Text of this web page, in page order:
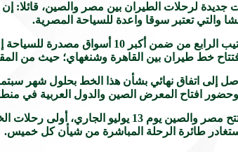
جديدة لرحلات الطيران بين مصر والصين،
والتي تعتبر سوقا واعدة للسياحة المصرية.
وأوضح «شعراوي» أن الصين احتلت
وشنغهاي؛ حيث من المقرر أن يتم تسيير 3 رحلات بين المدينيتين
إلى اتفاق نهائي بشأن هذا الخط بحلول شهر
وحضور افتاح المعرض الصين والدول العربية
وأضاف «شعراوي» أنه من المقرر أن تفتتح
طائرة الرحلة المباشرة من شيأن كل خميس.